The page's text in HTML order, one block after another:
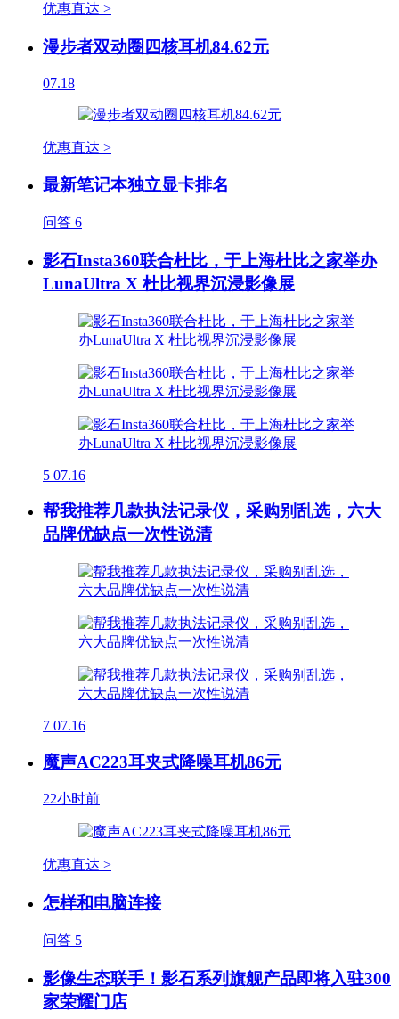
优惠直达 >
漫步者双动圈四核耳机84.62元
07.18
优惠直达 >
最新笔记本独立显卡排名
问答 6
影石Insta360联合杜比，于上海杜比之家举办
LunaUltra X 杜比视界沉浸影像展
5 07.16
帮我推荐几款执法记录仪，采购别乱选，六大
品牌优缺点一次性说清
7 07.16
魔声AC223耳夹式降噪耳机86元
22小时前
优惠直达 >
怎样和电脑连接
问答 5
影像生态联手！影石系列旗舰产品即将入驻300
家荣耀门店